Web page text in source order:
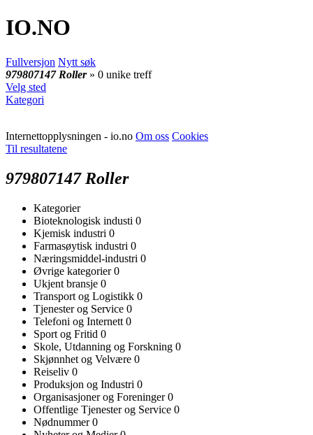
IO.NO
Fullversjon Nytt søk
979807147 Roller » 0 unike treff
Velg sted
Kategori
Internettopplysningen - io.no Om oss Cookies
Til resultatene
979807147 Roller
Kategorier
Bioteknologisk industi 0
Kjemisk industri 0
Farmasøytisk industri 0
Næringsmiddel-industri 0
Øvrige kategorier0
Ukjent bransje 0
Transport og Logistikk 0
Tjenester og Service 0
Telefoni og Internett 0
Sport og Fritid 0
Skole, Utdanning og Forskning 0
Skjønnhet og Velvære 0
Reiseliv 0
Produksjon og Industri 0
Organisasjoner og Foreninger0
Offentlige Tjenester og Service 0
Nødnummer0